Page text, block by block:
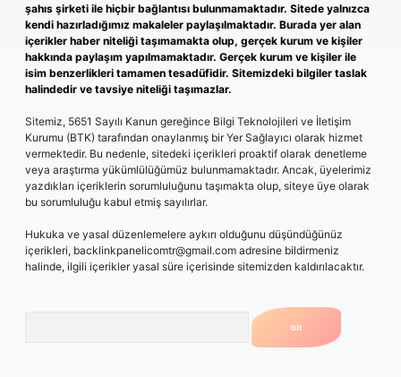
şahıs şirketi ile hiçbir bağlantısı bulunmamaktadır. Sitede yalnızca
kendi hazırladığımız makaleler paylaşılmaktadır. Burada yer alan
içerikler haber niteliği taşımamakta olup, gerçek kurum ve kişiler
hakkında paylaşım yapılmamaktadır. Gerçek kurum ve kişiler ile
isim benzerlikleri tamamen tesadüfidir. Sitemizdeki bilgiler taslak
halindedir ve tavsiye niteliği taşımazlar.
Sitemiz, 5651 Sayılı Kanun gereğince Bilgi Teknolojileri ve İletişim
Kurumu (BTK) tarafından onaylanmış bir Yer Sağlayıcı olarak hizmet
vermektedir. Bu nedenle, sitedeki içerikleri proaktif olarak denetleme
veya araştırma yükümlülüğümüz bulunmamaktadır. Ancak, üyelerimiz
yazdıkları içeriklerin sorumluluğunu taşımakta olup, siteye üye olarak
bu sorumluluğu kabul etmiş sayılırlar.
Hukuka ve yasal düzenlemelere aykırı olduğunu düşündüğünüz
içerikleri, backlinkpanelicomtr@gmail.com adresine bildirmeniz
halinde, ilgili içerikler yasal süre içerisinde sitemizden kaldırılacaktır.